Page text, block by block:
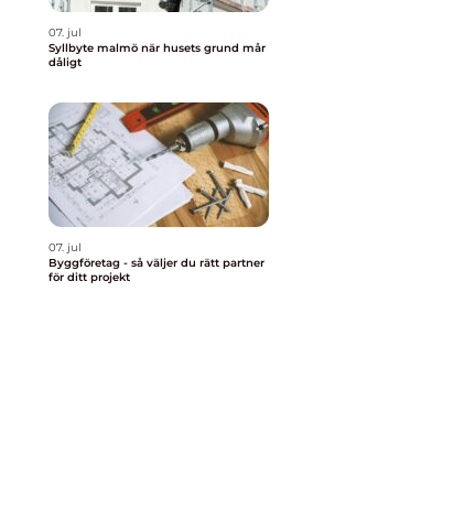
07. jul
Syllbyte malmö när husets grund mår
dåligt
07. jul
Byggföretag - så väljer du rätt partner
för ditt projekt